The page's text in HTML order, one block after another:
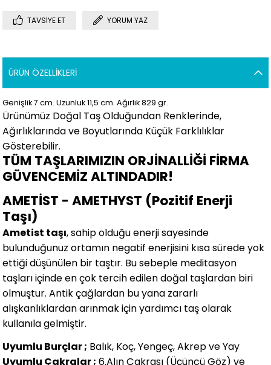
TAVSIYE ET YORUM YAZ
ÜRÜN ÖZELLIKLERI
Genişlik 7 cm.Uzunluk 11,5 cm.Ağırlık 829 gr.
Ürünümüz Doğal Taş Olduğundan Renklerinde,
Ağırlıklarında ve Boyutlarında Küçük Farklılıklar
Gösterebilir.
TÜM TAŞLARIMIZIN ORJİNALLİĞİ FİRMA
GÜVENCEMİZ ALTINDADIR!
AMETİST - AMETHYST (Pozitif Enerji
Taşı)
Ametist taşı, sahip olduğu enerji sayesinde
bulunduğunuz ortamın negatif enerjisini kısa sürede yok
ettiği düşünülen bir taştır. Bu sebeple meditasyon
taşları içinde en çok tercih edilen doğal taşlardan biri
olmuştur. Antik çağlardan bu yana zararlı
alışkanlıklardan arınmak için yardımcı taş olarak
kullanıla gelmiştir.
Uyumlu Burçlar ; Balık, Koç, Yengeç, Akrep ve Yay
Uyumlu Çakralar ; 6.Alın Çakrası (Üçüncü Göz) ve